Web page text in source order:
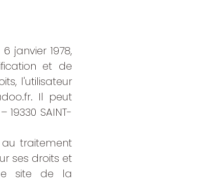
janvier 1978,
et de
l'utilisateur
. Il peut
19330 SAINT-
traitement
ses droits et
site de la